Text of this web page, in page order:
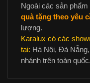
Ngoài các sản
quà tặng theo yêu
lượng.
Karalux có các
tại: Hà Nội, Đà
nhánh trên toàn quốc.